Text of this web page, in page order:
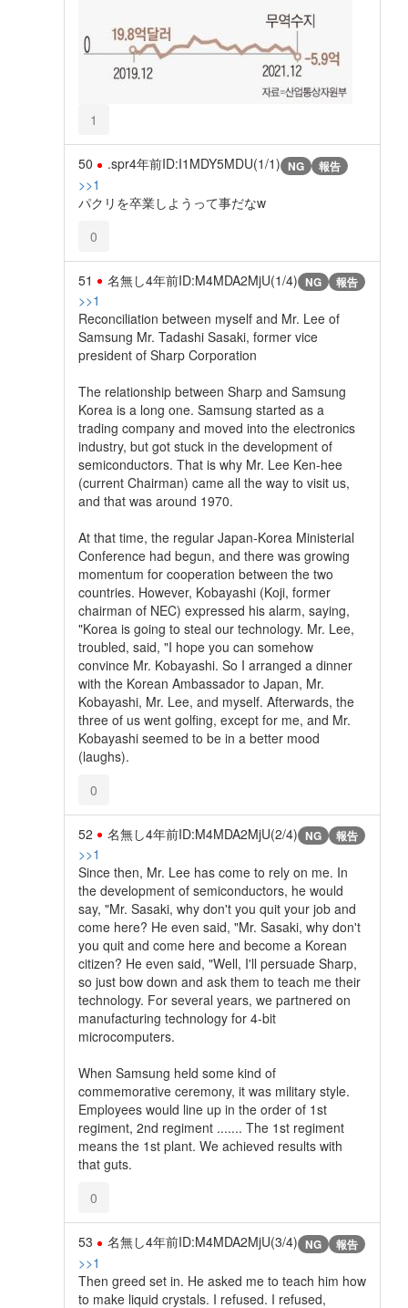
1
50 .spr4年前ID:I1MDY5MDU(1/1) NG 報告
>>1
パクリを卒業しようって事だなw
0
51 名無し4年前ID:M4MDA2MjU(1/4) NG 報告
>>1
Reconciliation between myself and Mr. Lee of
Samsung Mr. Tadashi Sasaki, former vice
president of Sharp Corporation
The relationship between Sharp and Samsung
Korea is a long one. Samsung started as a
trading company and moved into the electronics
industry, but got stuck in the development of
semiconductors. That is why Mr. Lee Ken-hee
(current Chairman) came all the way to visit us,
and that was around 1970.
At that time, the regular Japan-Korea Ministerial
Conference had begun, and there was growing
momentum for cooperation between the two
countries. However, Kobayashi (Koji, former
chairman of NEC) expressed his alarm, saying,
"Korea is going to steal our technology. Mr. Lee,
troubled, said, "I hope you can somehow
convince Mr. Kobayashi. So I arranged a dinner
with the Korean Ambassador to Japan, Mr.
Kobayashi, Mr. Lee, and myself. Afterwards, the
three of us went golfing, except for me, and Mr.
Kobayashi seemed to be in a better mood
(laughs).
0
52 名無し4年前ID:M4MDA2MjU(2/4) NG 報告
>>1
Since then, Mr. Lee has come to rely on me. In
the development of semiconductors, he would
say, "Mr. Sasaki, why don't you quit your job and
come here? He even said, "Mr. Sasaki, why don't
you quit and come here and become a Korean
citizen? He even said, "Well, I'll persuade Sharp,
so just bow down and ask them to teach me their
technology. For several years, we partnered on
manufacturing technology for 4-bit
microcomputers.
When Samsung held some kind of
commemorative ceremony, it was military style.
Employees would line up in the order of 1st
regiment, 2nd regiment ....... The 1st regiment
means the 1st plant. We achieved results with
that guts.
0
53 名無し4年前ID:M4MDA2MjU(3/4) NG 報告
>>1
Then greed set in. He asked me to teach him how
to make liquid crystals. I refused. I refused,